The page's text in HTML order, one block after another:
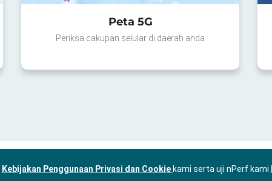
Peta 5G
Periksa cakupan selular di daerah anda
Kebijakan Penggunaan Privasi dan Cookie kami serta uji nPerf kami